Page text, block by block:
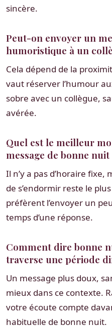
sincère.
Peut-on envoyer un
humoristique à un
Cela dépend de la
vaut réserver l’humour
sobre avec un collègue,
avérée.
Quel est le meilleur
message de bonne nuit
Il n’y a pas d’horaire fixe,
de s’endormir reste le
préfèrent l’envoyer un
temps d’une réponse.
Comment dire bonne
traverse une période
Un message plus doux,
mieux dans ce contexte.
votre écoute compte
habituelle de bonne nuit.